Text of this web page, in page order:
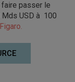
faire passer le
USD à 100